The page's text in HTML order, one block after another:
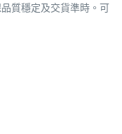
質穩定及交貨準時。可